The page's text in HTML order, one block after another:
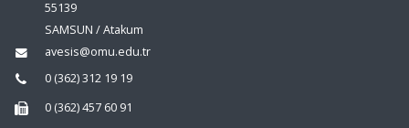
55139
SAMSUN / Atakum
avesis@omu.edu.tr
0 (362) 312 19 19
0 (362) 457 60 91